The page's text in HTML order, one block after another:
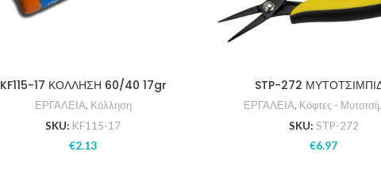
KF115-17 ΚΟΛΛΗΣΗ 60/40 17gr
ΕΡΓΑΛΕΙΑ, Κόλληση
SKU: KF115-17
€2.13
STP-272
ΕΡΓΑΛΕΙΑ, Κόφτες -
SKU: STP-272
€6.97